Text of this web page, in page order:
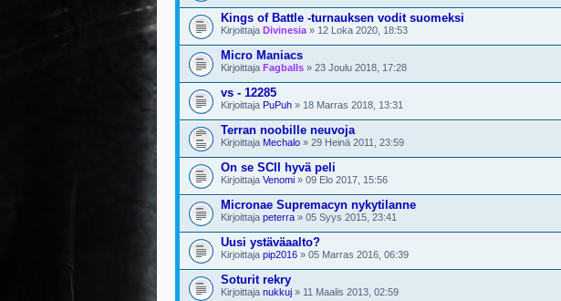
Kings of Battle -turnauksen vodit suomeksi
Kirjoittaja Divinesia » 12 Loka 2020, 18:53
Micro Maniacs
Kirjoittaja Fagballs » 23 Joulu 2018, 17:28
vs - 12285
Kirjoittaja PuPuh » 18 Marras 2018, 13:31
Terran noobille neuvoja
Kirjoittaja Mechalo » 29 Heinä 2011, 23:59
On se SCII hyvä peli
Kirjoittaja Venomi » 09 Elo 2017, 15:56
Micronae Supremacyn nykytilanne
Kirjoittaja peterra » 05 Syys 2015, 23:41
Uusi ystäväaalto?
Kirjoittaja pip2016 » 05 Marras 2016, 06:39
Soturit rekry
Kirjoittaja nukkuj » 11 Maalis 2013, 02:59